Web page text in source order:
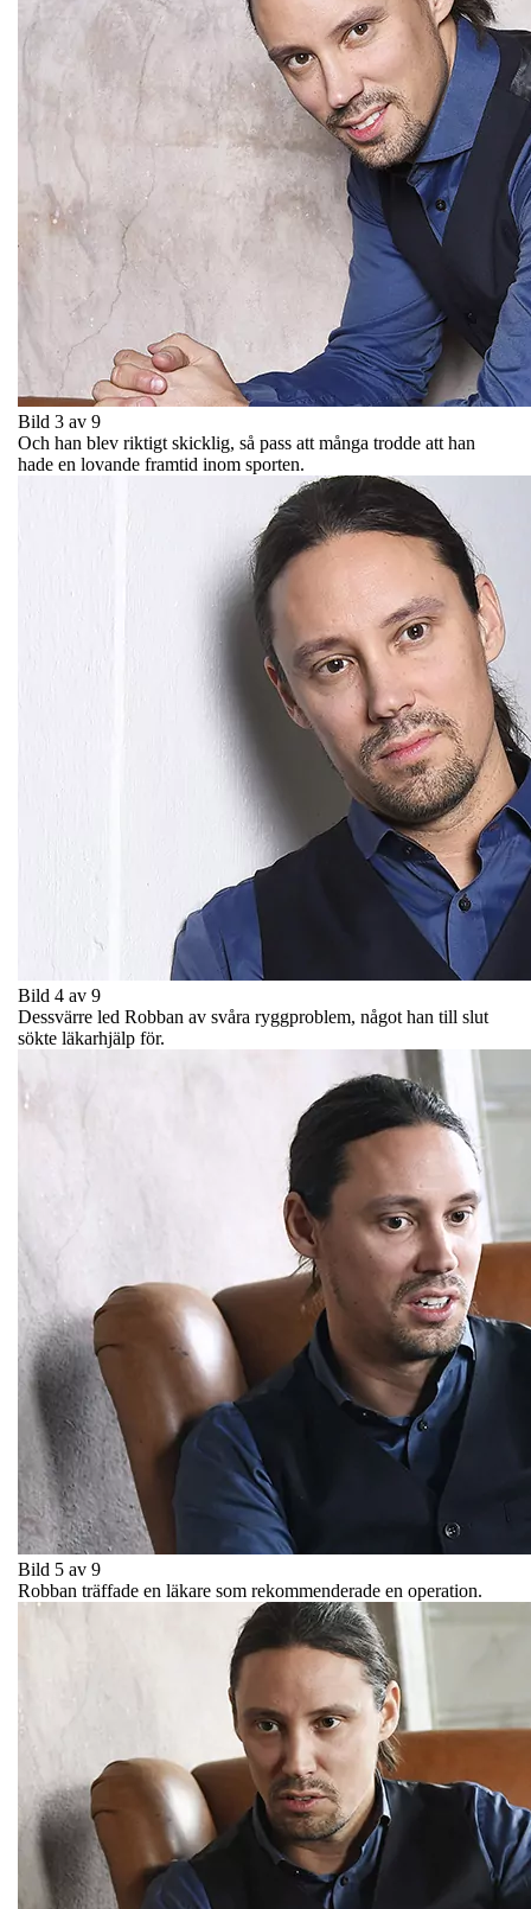
Bild 3 av 9
Och han blev riktigt skicklig, så pass att många trodde att han
hade en lovande framtid inom sporten.
Bild 4 av 9
Dessvärre led Robban av svåra ryggproblem, något han till slut
sökte läkarhjälp för.
Bild 5 av 9
Robban träffade en läkare som rekommenderade en operation.